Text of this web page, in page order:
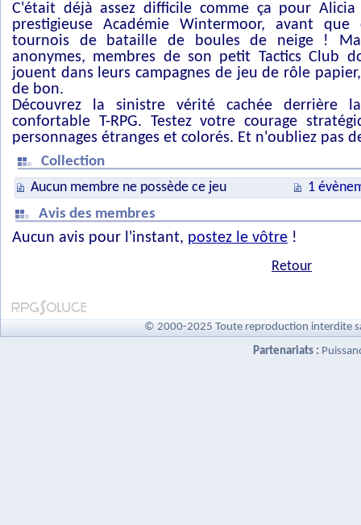
C'était déjà assez difficile comme ça pour
prestigieuse Académie Wintermoor, avant
tournois de bataille de boules de neige !
anonymes, membres de son petit Tactics Club
jouent dans leurs campagnes de jeu de rôle
de bon.
Découvrez la sinistre vérité cachée derrière
confortable T-RPG. Testez votre courage
personnages étranges et colorés. Et n'oubliez pas
Collection
Aucun membre ne possède ce jeu
1
Avis des membres
Aucun avis pour l'instant, postez le vôtre !
Retour
© 2000-2025 Toute reproduction interdite
Partenariats :